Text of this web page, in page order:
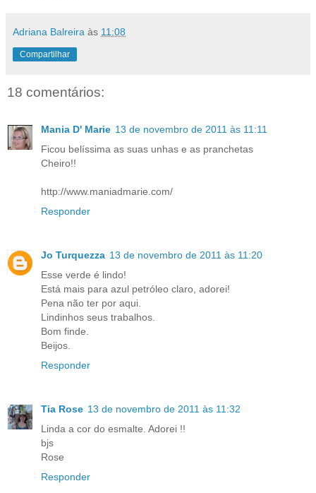
Adriana Balreira às 11:08
Compartilhar
18 comentários:
Mania D' Marie 13 de novembro de 2011 às 11:11
Ficou belíssima as suas unhas e as pranchetas
Cheiro!!
http://www.maniadmarie.com/
Responder
Jo Turquezza 13 de novembro de 2011 às 11:20
Esse verde é lindo!
Está mais para azul petróleo claro, adorei!
Pena não ter por aqui.
Lindinhos seus trabalhos.
Bom finde.
Beijos.
Responder
Tia Rose 13 de novembro de 2011 às 11:32
Linda a cor do esmalte. Adorei !!
bjs
Rose
Responder